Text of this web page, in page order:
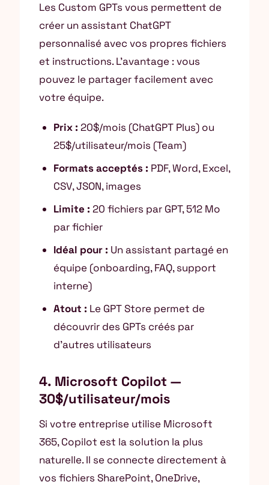
Les Custom GPTs vous permettent de
créer un assistant ChatGPT
personnalisé avec vos propres fichiers
et instructions. L’avantage : vous
pouvez le partager facilement avec
votre équipe.
Prix : 20$/mois (ChatGPT Plus) ou
25$/utilisateur/mois (Team)
Formats acceptés : PDF, Word, Excel,
CSV, JSON, images
Limite : 20 fichiers par GPT, 512 Mo
par fichier
Idéal pour : Un assistant partagé en
équipe (onboarding, FAQ, support
interne)
Atout : Le GPT Store permet de
découvrir des GPTs créés par
d’autres utilisateurs
4. Microsoft Copilot —
30$/utilisateur/mois
Si votre entreprise utilise Microsoft
365, Copilot est la solution la plus
naturelle. Il se connecte directement à
vos fichiers SharePoint, OneDrive,